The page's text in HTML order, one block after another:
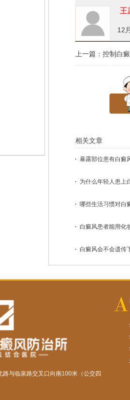
王
12
上一篇： 控制白
相关文章
暴露部位患有白癜
为什么年轻人患上
哪些生活习惯对白
白癜风患者能用化
白癜风会不会遗传
路与临泉路交叉口向南100米（公交四